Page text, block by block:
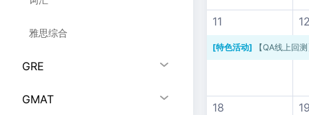
雅思综合
GRE
GMAT
11
[特色活动] 【QA线上回
18